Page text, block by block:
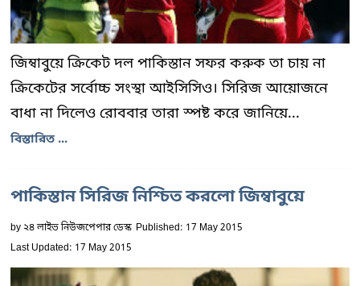
জিম্বাবুয়ে ক্রিকেট দল পাকিস্তান সফর করুক তা চায় না
ক্রিকেটের সর্বোচ্চ সংস্থা আইসিসিও। সিরিজ আয়োজনে
বাধা না দিলেও রোববার তারা স্পষ্ট করে জানিয়ে...
বিস্তারিত ...
পাকিস্তান সিরিজ নিশ্চিত করলো জিম্বাবুয়ে
by২৪ লাইভ নিউজপেপার ডেস্ক Published: 17 May 2015
Last Updated: 17 May 2015